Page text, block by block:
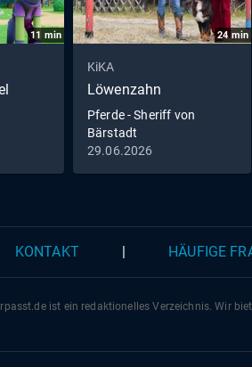
11 min 24 min
KiKA
Löwenzahn
Pferde - Sheriff von
Bärstadt
29.06.2026
KONTAKT HÄUFIGE
deist ein redaktionelles Verzeichnis. Wir